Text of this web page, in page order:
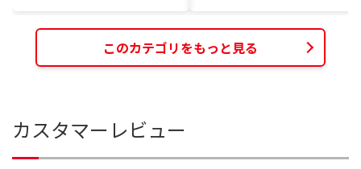
このカテゴリをもっと見る
カスタマーレビュー